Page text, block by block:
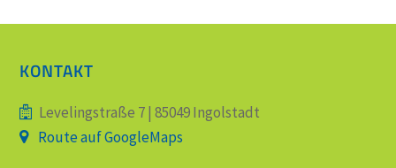
KONTAKT
Levelingstraße 7 | 85049 Ingolstadt
Route auf GoogleMaps